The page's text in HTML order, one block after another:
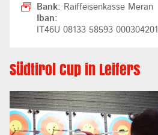
Bank: Raiffeisenkasse Meran
Iban:
IT46U 08133 58593
Südtirol Cup in Leifers